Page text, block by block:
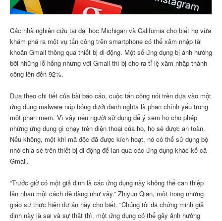
Các nhà nghiên cứu tại đại học Michigan và California cho biết họ vừa
khám phá ra một vụ tấn công trên smartphone có thể xâm nhập tài
khoản Gmail thông qua thiết bị di động. Một số ứng dụng bị ảnh hưởng
bởi những lỗ hổng nhưng với Gmail thì bị cho ra tỉ lệ xâm nhập thành
công lên đến 92%.
Dựa theo chi tiết của bài báo cáo, cuộc tấn công nói trên dựa vào một
ứng dụng malware núp bóng dưới danh nghĩa là phần chính yếu trong
một phần mềm. Vì vậy nếu người sử dụng để ý xem họ cho phép
những ứng dụng gì chạy trên điện thoại của họ, họ sẽ được an toàn.
Nếu không, một khi mã độc đã được kích hoạt, nó có thể sử dụng bộ
nhớ chia sẻ trên thiết bị di động để lan qua các ứng dụng khác kể cả
Gmail.
“Trước giờ có một giả định là các ứng dụng này không thể can thiệp
lẫn nhau một cách dễ dàng như vậy.” Zhiyun Qian, một trong những
giáo sư thực hiện dự án này cho biết. “Chúng tôi đã chứng minh giả
định này là sai và sự thật thì, một ứng dụng có thể gây ảnh hưởng